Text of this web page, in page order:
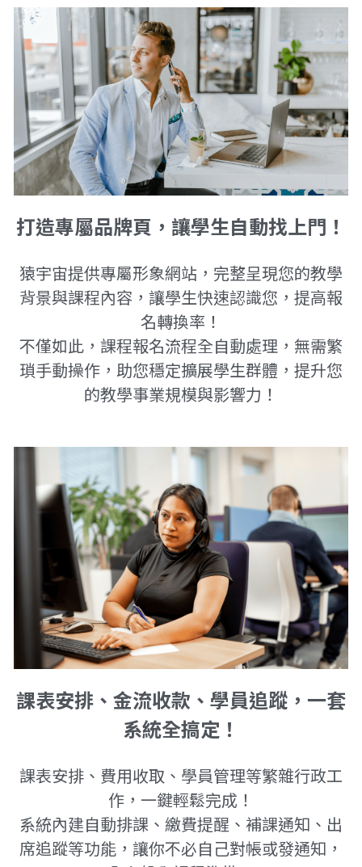
打造專屬品牌頁，讓學生自動找上門！
猿宇宙提供專屬形象網站，完整呈現您的教學
背景與課程內容，讓學生快速認識您，提高報
名轉換率！
不僅如此，課程報名流程全自動處理，無需繁
瑣手動操作，助您穩定擴展學生群體，提升您
的教學事業規模與影響力！
課表安排、金流收款、學員追蹤，一套
系統全搞定！
課表安排、費用收取、學員管理等繁雜行政工
作，一鍵輕鬆完成！
系統內建自動排課、繳費提醒、補課通知、出
席追蹤等功能，讓你不必自己對帳或發通知，